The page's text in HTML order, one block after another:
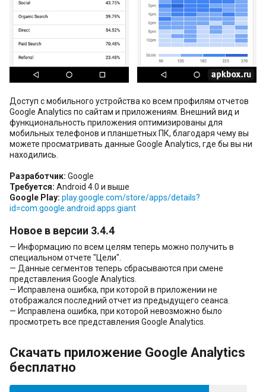
Доступ с мобильного устройства ко всем профилям отчетов
Google Analytics по сайтам и приложениям. Внешний вид и
функциональность приложения оптимизированы для
мобильных телефонов и планшетных ПК, благодаря чему вы
можете просматривать данные Google Analytics, где бы вы ни
находились.
Разработчик: Google
Требуется: Android 4.0 и выше
Google Play: play.google.com/store/apps/details?
id=com.google.android.apps.giant
Новое в версии 3.4.4
— Информацию по всем целям теперь можно получить в
специальном отчете "Цели".
— Данные сегментов теперь сбрасываются при смене
представления Google Analytics.
— Исправлена ошибка, при которой в приложении не
отображался последний отчет из предыдущего сеанса.
— Исправлена ошибка, при которой невозможно было
просмотреть все представления Google Analytics.
Скачать приложение Google Analytics
бесплатно